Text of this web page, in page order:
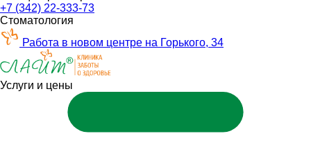
+7 (342) 22-333-73
Стоматология
Работа в новом центре на Горького, 34
Услуги и цены